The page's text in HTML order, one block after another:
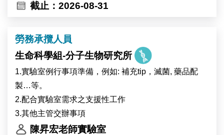
截止：2026-08-31
勞務承攬人員
生命科學組-分子生物研究所
1.實驗室例行事項準備，例如: 補充tip，滅菌, 藥品配
製…等。
2.配合實驗室需求之支援性工作
3.其他主管交辦事項
陳昇宏老師實驗室